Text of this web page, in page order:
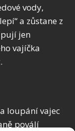
vody,
a zůstane z
jen
vajíčka
loupání vajec
poválí